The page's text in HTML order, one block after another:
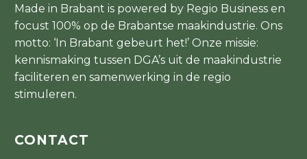
Made in Brabant is powered by Regio Business en
focust 100% op de Brabantse maakindustrie. Ons
motto: ‘In Brabant gebeurt het!’ Onze missie:
kennismaking tussen DGA’s uit de maakindustrie
faciliteren en samenwerking in de regio
stimuleren.
CONTACT